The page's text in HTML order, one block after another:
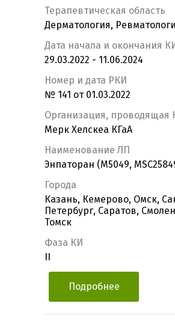
Терапевтическая область
Дерматология,
Дата начала и окончания КИ
29.03.2022 - 11.06.2024
Номер и дата РКИ
№ 141 от 01.03.2022
Организация, проводящая
Мерк Хелскеа КГаА
Наименование ЛП
Энпаторан (M5049,
Города
Казань, Кемерово, Омск,
Петербург, Саратов,
Томск
Фаза КИ
Подробнее